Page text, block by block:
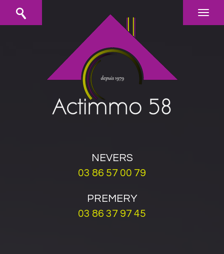
NEVERS
03 86 57 00 79
PREMERY
03 86 37 97 45